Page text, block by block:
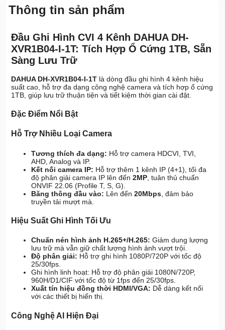
Thông tin sản phẩm
Đầu Ghi Hình CVI 4 Kênh DAHUA DH-
XVR1B04-I-1T: Tích Hợp Ổ Cứng 1TB, Sẵn
Sàng Lưu Trữ
DAHUA DH-XVR1B04-I-1T là dòng đầu ghi hình 4 kênh hiệu
suất cao, hỗ trợ đa dạng công nghệ camera và tích hợp ổ cứng
1TB, giúp lưu trữ thuận tiện và tiết kiệm thời gian cài đặt.
Đặc Điểm Nổi Bật
Hỗ Trợ Nhiều Loại Camera
Tương thích đa dạng: Hỗ trợ camera HDCVI, TVI,
AHD, Analog và IP.
Kết nối camera IP: Hỗ trợ thêm 1 kênh IP (4+1), tối đa
độ phân giải camera IP lên đến2MP , tuân thủ chuẩn
ONVIF 22.06 (Profile T, S, G).
Băng thông đầu vào: Lên đến20Mbps , đảm bảo
truyền tải mượt mà.
Hiệu Suất Ghi Hình Tối Ưu
Chuẩn nén hình ảnh H.265+/H.265: Giảm dung lượng
lưu trữ mà vẫn giữ chất lượng hình ảnh vượt trội.
Độ phân giải: Hỗ trợ ghi hình 1080P/720P với tốc độ
25/30fps.
Ghi hình linh hoạt: Hỗ trợ độ phân giải 1080N/720P,
960H/D1/CIF với tốc độ từ 1fps đến 25/30fps.
Xuất tín hiệu đồng thời HDMI/VGA: Dễ dàng kết nối
với các thiết bị hiển thị.
Công Nghệ AI Hiện Đại